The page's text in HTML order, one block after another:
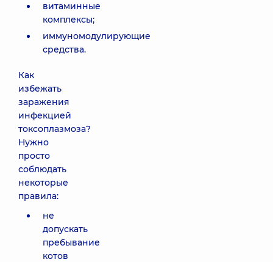
витаминные
комплексы;
иммуномодулирующие
средства.
Как
избежать
заражения
инфекцией
токсоплазмоза?
Нужно
просто
соблюдать
некоторые
правила:
не
допускать
пребывание
котов